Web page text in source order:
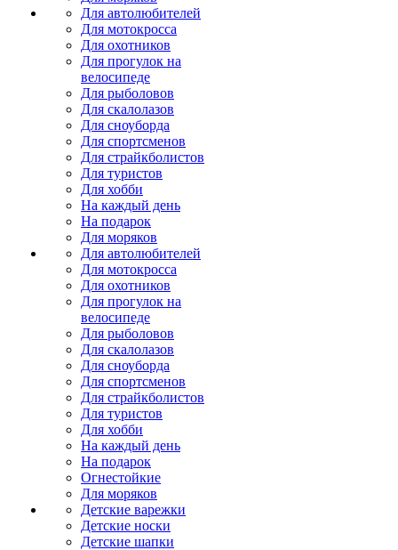
Для автолюбителей
Для мотокросса
Для охотников
Для прогулок на
велосипеде
Для рыболовов
Для скалолазов
Для сноуборда
Для спортсменов
Для страйкболистов
Для туристов
Для хобби
На каждый день
На подарок
Для моряков
Для автолюбителей
Для мотокросса
Для охотников
Для прогулок на
велосипеде
Для рыболовов
Для скалолазов
Для сноуборда
Для спортсменов
Для страйкболистов
Для туристов
Для хобби
На каждый день
На подарок
Огнестойкие
Для моряков
Детские варежки
Детские носки
Детские шапки